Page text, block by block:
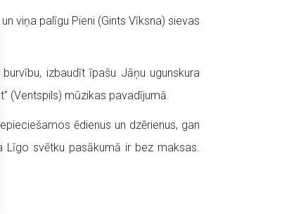
viņa palīgu Pieni (Gints Vīksna) sievas
izbaudīt īpašu Jāņu ugunskura
(Ventspils) mūzikas pavadījumā.
ēdienus un dzērienus, gan
Līgo svētku pasākumā ir bez maksas.